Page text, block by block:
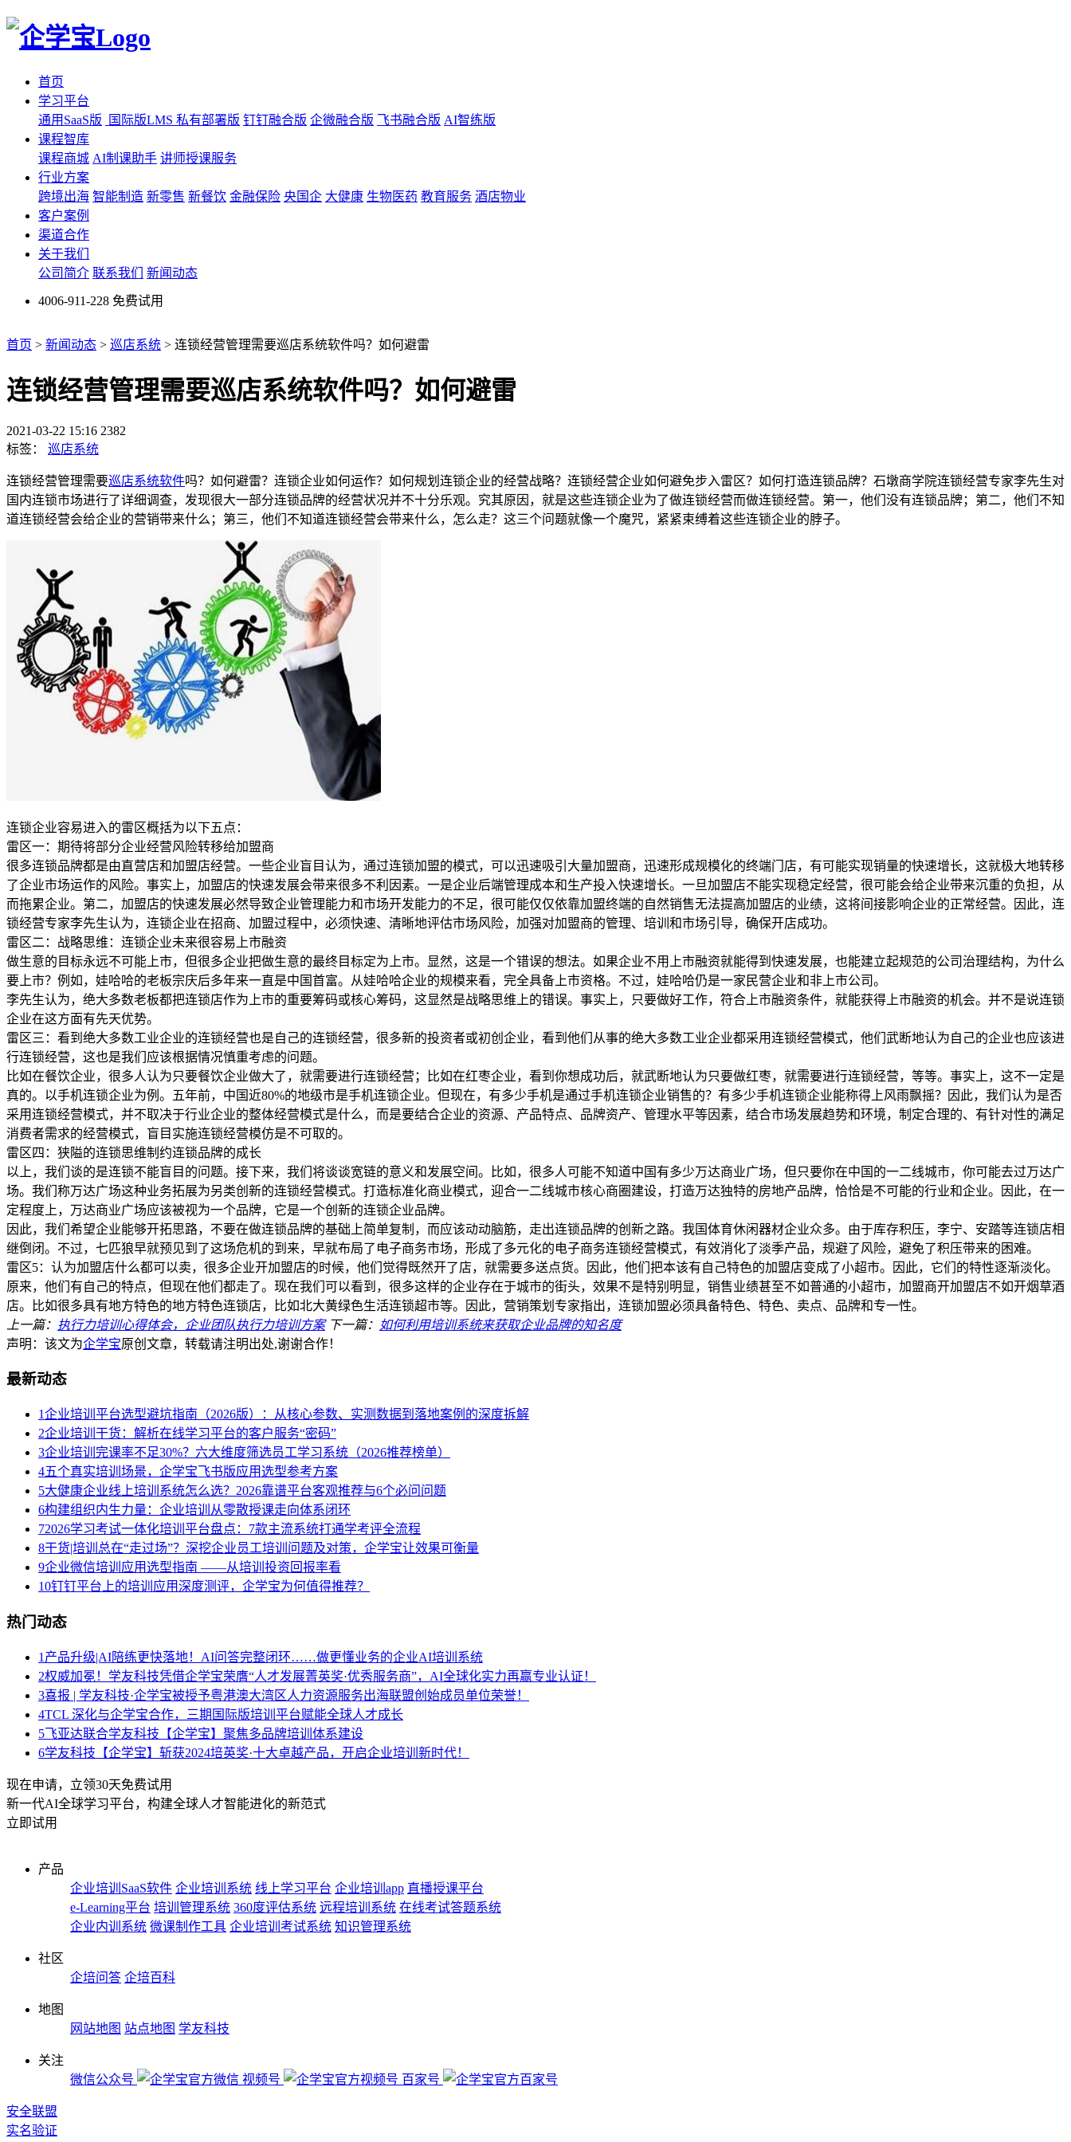
首页
学习平台
通用SaaS版
国际版LMS 私有部署版 钉钉融合版 企微融合版 飞书融合版 AI智练版
课程智库
课程商城 AI制课助手 讲师授课服务
行业方案
跨境出海 智能制造 新零售 新餐饮 金融保险 央国企 大健康 生物医药 教育服务 酒店物业
客户案例
渠道合作
关于我们
公司简介 联系我们 新闻动态
4006-911-228 免费试用
首页 > 新闻动态 > 巡店系统 > 连锁经营管理需要巡店系统软件吗？如何避雷
连锁经营管理需要巡店系统软件吗？如何避雷
2021-03-22 15:16 2382
标签：
巡店系统
连锁经营管理需要巡店系统软件吗？如何避雷？连锁企业如何运作？如何规划连锁企业的经营战略？连锁经营企业如何避免步入雷区？如何打造连锁品牌？石墩商学院连锁经营专家李先生对
国内连锁市场进行了详细调查，发现很大一部分连锁品牌的经营状况并不十分乐观。究其原因，就是这些连锁企业为了做连锁经营而做连锁经营。第一，他们没有连锁品牌；第二，他们不知
道连锁经营会给企业的营销带来什么；第三，他们不知道连锁经营会带来什么，怎么走？这三个问题就像一个魔咒，紧紧束缚着这些连锁企业的脖子。
连锁企业容易进入的雷区概括为以下五点：
雷区一：期待将部分企业经营风险转移给加盟商
很多连锁品牌都是由直营店和加盟店经营。一些企业盲目认为，通过连锁加盟的模式，可以迅速吸引大量加盟商，迅速形成规模化的终端门店，有可能实现销量的快速增长，这就极大地转移
了企业市场运作的风险。事实上，加盟店的快速发展会带来很多不利因素。一是企业后端管理成本和生产投入快速增长。一旦加盟店不能实现稳定经营，很可能会给企业带来沉重的负担，从
而拖累企业。第二，加盟店的快速发展必然导致企业管理能力和市场开发能力的不足，很可能仅仅依靠加盟终端的自然销售无法提高加盟店的业绩，这将间接影响企业的正常经营。因此，连
锁经营专家李先生认为，连锁企业在招商、加盟过程中，必须快速、清晰地评估市场风险，加强对加盟商的管理、培训和市场引导，确保开店成功。
雷区二：战略思维：连锁企业未来很容易上市融资
做生意的目标永远不可能上市，但很多企业把做生意的最终目标定为上市。显然，这是一个错误的想法。如果企业不用上市融资就能得到快速发展，也能建立起规范的公司治理结构，为什么
要上市？例如，娃哈哈的老板宗庆后多年来一直是中国首富。从娃哈哈企业的规模来看，完全具备上市资格。不过，娃哈哈仍是一家民营企业和非上市公司。
李先生认为，绝大多数老板都把连锁店作为上市的重要筹码或核心筹码，这显然是战略思维上的错误。事实上，只要做好工作，符合上市融资条件，就能获得上市融资的机会。并不是说连锁
企业在这方面有先天优势。
雷区三：看到绝大多数工业企业的连锁经营也是自己的连锁经营，很多新的投资者或初创企业，看到他们从事的绝大多数工业企业都采用连锁经营模式，他们武断地认为自己的企业也应该进
行连锁经营，这也是我们应该根据情况慎重考虑的问题。
比如在餐饮企业，很多人认为只要餐饮企业做大了，就需要进行连锁经营；比如在红枣企业，看到你想成功后，就武断地认为只要做红枣，就需要进行连锁经营，等等。事实上，这不一定是
真的。以手机连锁企业为例。五年前，中国近80%的地级市是手机连锁企业。但现在，有多少手机是通过手机连锁企业销售的？有多少手机连锁企业能称得上风雨飘摇？因此，我们认为是否
采用连锁经营模式，并不取决于行业企业的整体经营模式是什么，而是要结合企业的资源、产品特点、品牌资产、管理水平等因素，结合市场发展趋势和环境，制定合理的、有针对性的满足
消费者需求的经营模式，盲目实施连锁经营模仿是不可取的。
雷区四：狭隘的连锁思维制约连锁品牌的成长
以上，我们谈的是连锁不能盲目的问题。接下来，我们将谈谈宽链的意义和发展空间。比如，很多人可能不知道中国有多少万达商业广场，但只要你在中国的一二线城市，你可能去过万达广
场。我们称万达广场这种业务拓展为另类创新的连锁经营模式。打造标准化商业模式，迎合一二线城市核心商圈建设，打造万达独特的房地产品牌，恰恰是不可能的行业和企业。因此，在一
定程度上，万达商业广场应该被视为一个品牌，它是一个创新的连锁企业品牌。
因此，我们希望企业能够开拓思路，不要在做连锁品牌的基础上简单复制，而应该动动脑筋，走出连锁品牌的创新之路。我国体育休闲器材企业众多。由于库存积压，李宁、安踏等连锁店相
继倒闭。不过，七匹狼早就预见到了这场危机的到来，早就布局了电子商务市场，形成了多元化的电子商务连锁经营模式，有效消化了淡季产品，规避了风险，避免了积压带来的困难。
雷区5：认为加盟店什么都可以卖，很多企业开加盟店的时候，他们觉得既然开了店，就需要多送点货。因此，他们把本该有自己特色的加盟店变成了小超市。因此，它们的特性逐渐淡化。
原来，他们有自己的特点，但现在他们都走了。现在我们可以看到，很多这样的企业存在于城市的街头，效果不是特别明显，销售业绩甚至不如普通的小超市，加盟商开加盟店不如开烟草酒
店。比如很多具有地方特色的地方特色连锁店，比如北大黄绿色生活连锁超市等。因此，营销策划专家指出，连锁加盟必须具备特色、特色、卖点、品牌和专一性。
上一篇： 执行力培训心得体会，企业团队执行力培训方案 下一篇： 如何利用培训系统来获取企业品牌的知名度
声明：该文为企学宝原创文章，转载请注明出处,谢谢合作！
最新动态
1企业培训平台选型避坑指南（2026版）：从核心参数、实测数据到落地案例的深度拆解
2企业培训干货：解析在线学习平台的客户服务“密码”
3企业培训完课率不足30%？六大维度筛选员工学习系统（2026推荐榜单）
4五个真实培训场景，企学宝飞书版应用选型参考方案
5大健康企业线上培训系统怎么选？2026靠谱平台客观推荐与6个必问问题
6构建组织内生力量：企业培训从零散授课走向体系闭环
72026学习考试一体化培训平台盘点：7款主流系统打通学考评全流程
8干货|培训总在“走过场”？深挖企业员工培训问题及对策，企学宝让效果可衡量
9企业微信培训应用选型指南 ——从培训投资回报率看
10钉钉平台上的培训应用深度测评，企学宝为何值得推荐？
热门动态
1 产品升级|AI陪练更快落地！AI问答完整闭环……做更懂业务的企业AI培训系统
2权威加冕！学友科技凭借企学宝荣膺“人才发展菁英奖·优秀服务商”，AI全球化实力再赢专业认证！
3喜报 | 学友科技·企学宝被授予粤港澳大湾区人力资源服务出海联盟创始成员单位荣誉！
4TCL 深化与企学宝合作，三期国际版培训平台赋能全球人才成长
5飞亚达联合学友科技【企学宝】聚焦多品牌培训体系建设
6学友科技【企学宝】斩获2024培英奖·十大卓越产品，开启企业培训新时代！
现在申请，立领30天免费试用
新一代AI全球学习平台，构建全球人才智能进化的新范式
立即试用
产品
企业培训SaaS软件 企业培训系统 线上学习平台 企业培训app 直播授课平台
e-Learning平台 培训管理系统 360度评估系统 远程培训系统 在线考试答题系统
企业内训系统 微课制作工具 企业培训考试系统 知识管理系统
社区
企培问答 企培百科
地图
网站地图 站点地图 学友科技
关注
微信公众号
视频号 百家号
安全联盟
实名验证